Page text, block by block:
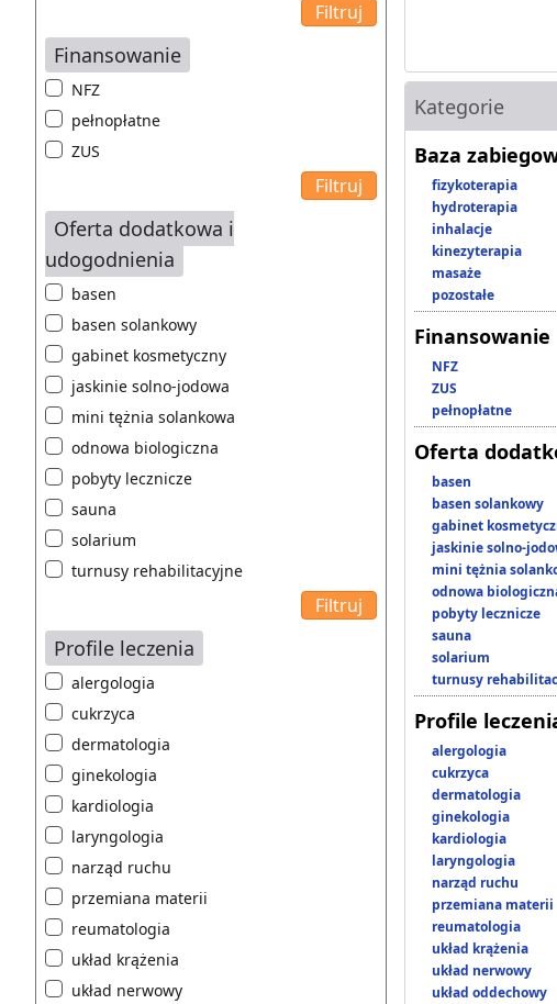
Finansowanie
NFZ
pełnopłatne
ZUS
Oferta dodatkowa i
udogodnienia
basen
basen solankowy
gabinet kosmetyczny
jaskinie solno-jodowa
mini tężnia solankowa
odnowa biologiczna
pobyty lecznicze
sauna
solarium
turnusy rehabilitacyjne
Profile leczenia
alergologia
cukrzyca
dermatologia
ginekologia
kardiologia
laryngologia
narząd ruchu
przemiana materii
reumatologia
układ krążenia
układ nerwowy
Kategorie
Baza
fizykoterapia
hydroterapia
inhalacje
kinezyterapia
masaże
pozostałe
Finansowanie
NFZ
ZUS
pełnopłatne
Oferta
basen
basen solankowy
gabinet
jaskinie solno-
mini tężnia
odnowa
pobyty lecznicze
sauna
solarium
turnusy
Profile
alergologia
cukrzyca
dermatologia
ginekologia
kardiologia
laryngologia
narząd ruchu
przemiana materii
reumatologia
układ krążenia
układ nerwowy
układ oddechowy